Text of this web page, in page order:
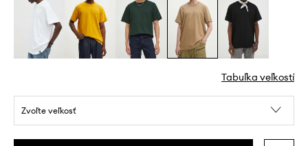
Tabuľka veľkostí
Zvoľte veľkosť